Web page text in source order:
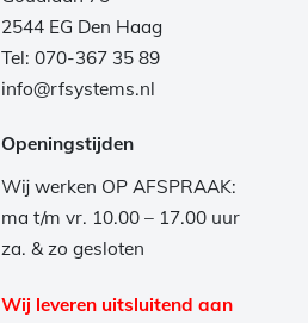
2544 EG Den Haag
Tel: 070-367 35 89
info@rfsystems.nl
Openingstijden
Wij werken OP AFSPRAAK:
ma t/m vr. 10.00 – 17.00 uur
za. & zo gesloten
Wij leveren uitsluitend aan